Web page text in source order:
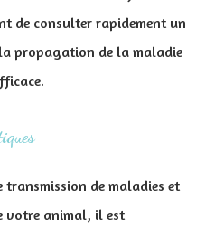
de consulter rapidement un
propagation de la maladie
transmission de maladies et
votre animal, il est